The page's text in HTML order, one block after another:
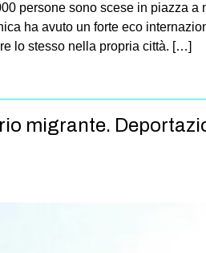
persone sono scese in piazza
ha avuto un forte eco
lo stesso nella propria città. […]
migrante.